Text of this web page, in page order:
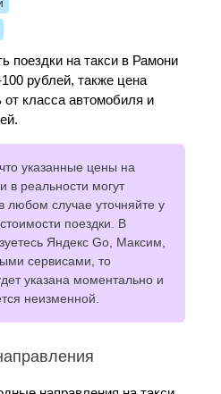
поездки на такси в Рамони
рублей, также цена
от класса автомобиля и
указанные цены на
в реальности могут
любом случае уточняйте у
поездки. В
Яндекс Go, Максим,
сервисами, то
указана моментально и
неизменной.